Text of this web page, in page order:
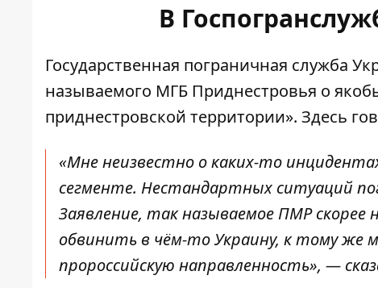
В
Государственная пограничная служба
называемого МГБ Приднестровья о
приднестровской территории». Здесь
«Мне неизвестно о каких-то
сегменте. Нестандартных ситуаций
Заявление, так называемое ПМР
обвинить в чём-то Украину, к тому
пророссийскую направленность», —